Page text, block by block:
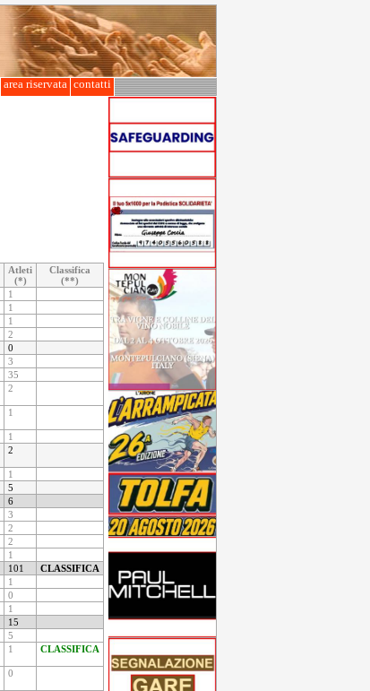
area riservata contatti
Atleti
(*)
Classifica
(**)
1
1
1
2
0
3
35
2
1
1
2
1
5
6
3
2
2
1
101
CLASSIFICA
1
0
1
15
5
1 CLASSIFICA
0